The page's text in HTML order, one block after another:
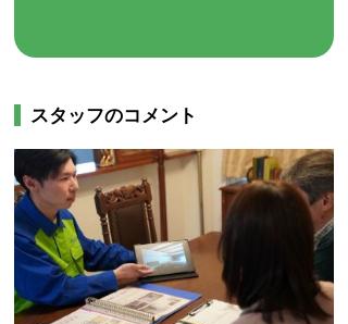
スタッフのコメント